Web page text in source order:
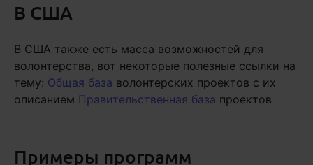
В США
В США также есть масса возможностей для
волонтерства, вот некоторые полезные ссылки на
тему: Общая база волонтерских проектов с их
описанием Правительственная база проектов
Примеры программ